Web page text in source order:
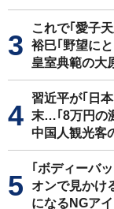
これで｢愛子
裕巳｢野望に
皇室典範の大
習近平が｢日
末…｢8万円の
中国人観光客
｢ボディーバ
オンで見かけ
になるNGア